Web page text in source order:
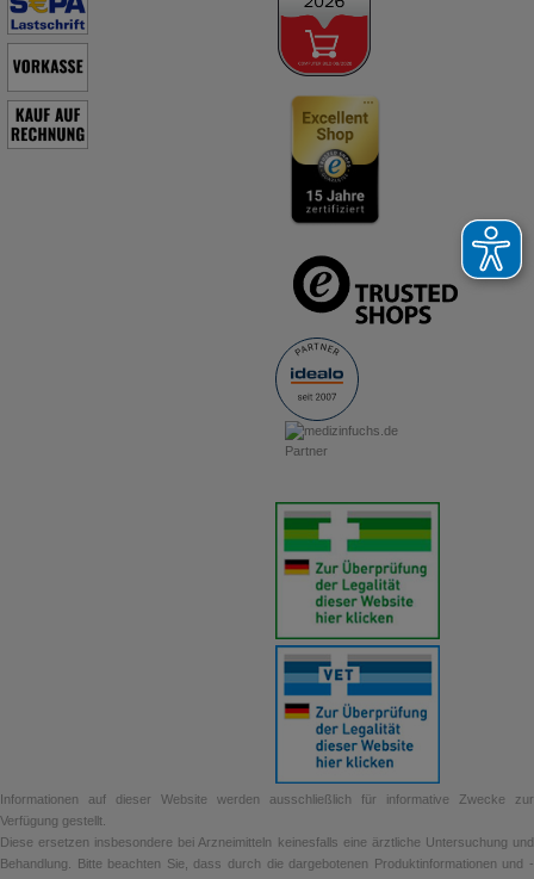
Informationen auf dieser Website werden ausschließlich für informative Zwecke zur
Verfügung gestellt.
Diese ersetzen insbesondere bei Arzneimitteln keinesfalls eine ärztliche Untersuchung und
Behandlung. Bitte beachten Sie, dass durch die dargebotenen Produktinformationen und -